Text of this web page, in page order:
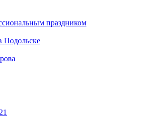
праздником
Подольске